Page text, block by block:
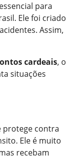
para
Ele foi criado
Assim,
cardeais, o
situações
protege contra
Ele é muito
recebam